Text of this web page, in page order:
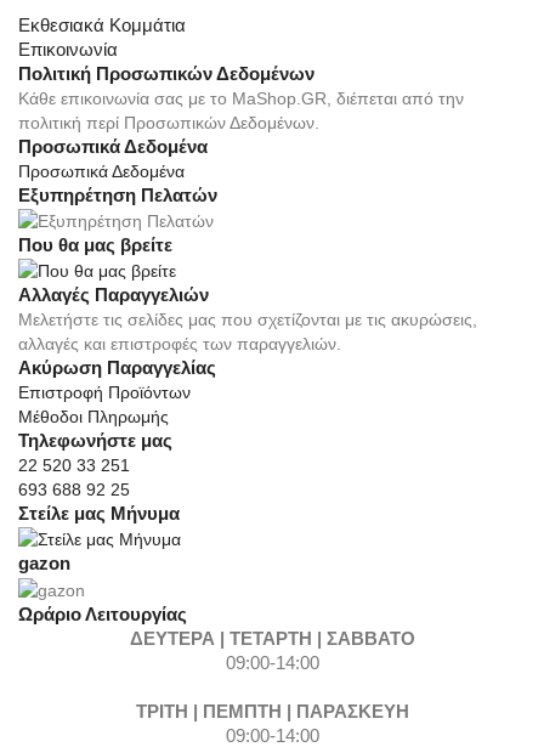
Εκθεσιακά Κομμάτια
Επικοινωνία
Πολιτική Προσωπικών Δεδομένων
Κάθε επικοινωνία σας με το MaShop.GR, διέπεται από την
πολιτική περί Προσωπικών Δεδομένων.
Προσωπικά Δεδομένα
Προσωπικά Δεδομένα
Εξυπηρέτηση Πελατών
Που θα μας βρείτε
Αλλαγές Παραγγελιών
Μελετήστε τις σελίδες μας που σχετίζονται με τις ακυρώσεις,
αλλαγές και επιστροφές των παραγγελιών.
Ακύρωση Παραγγελίας
Επιστροφή Προϊόντων
Μέθοδοι Πληρωμής
Τηλεφωνήστε μας
22 520 33 251
693 688 92 25
Στείλε μας Μήνυμα
gazon
Ωράριο Λειτουργίας
ΔΕΥΤΕΡΑ | ΤΕΤΑΡΤΗ | ΣΑΒΒΑΤΟ
09:00-14:00
ΤΡΙΤΗ | ΠΕΜΠΤΗ | ΠΑΡΑΣΚΕΥΗ
09:00-14:00